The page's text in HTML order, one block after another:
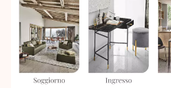
Services
Contacts